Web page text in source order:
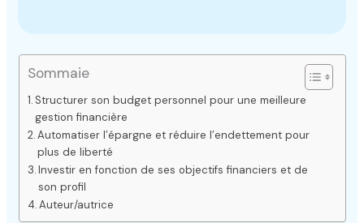
Sommaie
Structurer son budget personnel pour une meilleure
gestion financière
Automatiser l’épargne et réduire l’endettement pour
plus de liberté
Investir en fonction de ses objectifs financiers et de
son profil
Auteur/autrice